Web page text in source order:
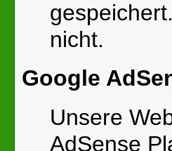
nicht.
Google
Unsere
AdSense